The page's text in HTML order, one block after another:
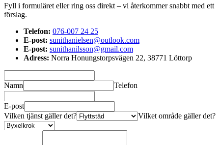
Fyll i formuläret eller ring oss direkt – vi återkommer snabbt med ett
förslag.
Telefon: 076-007 24 25
E-post: sunithanielsen@outlook.com
E-post: sunithanilsson@gmail.com
Adress: Norra Honungstorpsvägen 22, 38771 Löttorp
Namn Telefon
E-post
Vilken tjänst gäller det?
Vilket område gäller det?